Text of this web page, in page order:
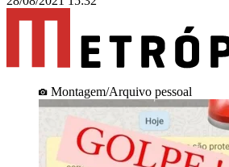
Montagem/Arquivo pessoal